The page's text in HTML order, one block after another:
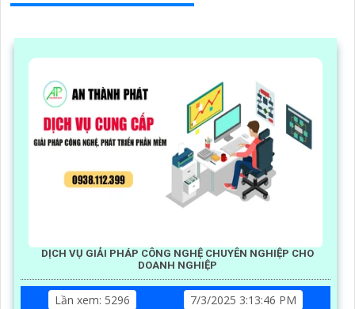
DỊCH VỤ GIẢI PHÁP CÔNG NGHỆ CHUYÊN NGHIỆP CHO
DOANH NGHIỆP
Lần xem: 5296
7/3/2025 3:13:46 PM